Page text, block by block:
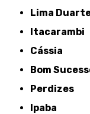
Lima
Itacarambi
Cássia
Bom
Perdizes
Ipaba